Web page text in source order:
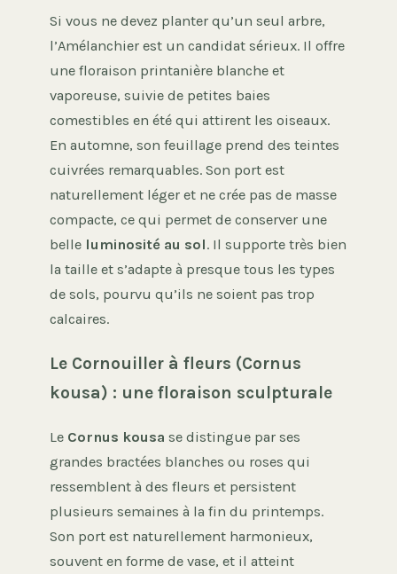
Si vous ne devez planter qu’un seul arbre,
l’Amélanchier est un candidat sérieux. Il offre
une floraison printanière blanche et
vaporeuse, suivie de petites baies
comestibles en été qui attirent les oiseaux.
En automne, son feuillage prend des teintes
cuivrées remarquables. Son port est
naturellement léger et ne crée pas de masse
compacte, ce qui permet de conserver une
belle luminosité au sol. Il supporte très bien
la taille et s’adapte à presque tous les types
de sols, pourvu qu’ils ne soient pas trop
calcaires.
Le Cornouiller à fleurs (Cornus
kousa) : une floraison sculpturale
Le Cornus kousa se distingue par ses
grandes bractées blanches ou roses qui
ressemblent à des fleurs et persistent
plusieurs semaines à la fin du printemps.
Son port est naturellement harmonieux,
souvent en forme de vase, et il atteint